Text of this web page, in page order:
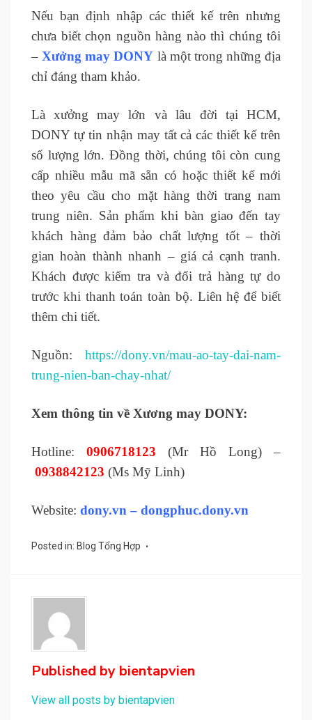
Nếu bạn định nhập các thiết kế trên nhưng
chưa biết chọn nguồn hàng nào thì chúng tôi
–Xưởng may DONY là một trong những địa
chỉ đáng tham khảo.
Là xưởng may lớn và lâu đời tại HCM,
DONY tự tin nhận may tất cả các thiết kế trên
số lượng lớn. Đồng thời, chúng tôi còn cung
cấp nhiều mẫu mã sẵn có hoặc thiết kế mới
theo yêu cầu cho mặt hàng thời trang nam
trung niên. Sản phẩm khi bàn giao đến tay
khách hàng đảm bảo chất lượng tốt – thời
gian hoàn thành nhanh – giá cả cạnh tranh.
Khách được kiểm tra và đổi trả hàng tự do
trước khi thanh toán toàn bộ. Liên hệ để biết
thêm chi tiết.
Nguồn: https://dony.vn/mau-ao-tay-dai-nam-
trung-nien-ban-chay-nhat/
Xem thông tin về Xương may DONY:
Hotline: 0906718123 (Mr Hồ Long) –
0938842123 (Ms Mỹ Linh)
Website: dony.vn – dongphuc.dony.vn
Posted in: Blog Tổng Hợp
Published by bientapvien
View all posts by bientapvien